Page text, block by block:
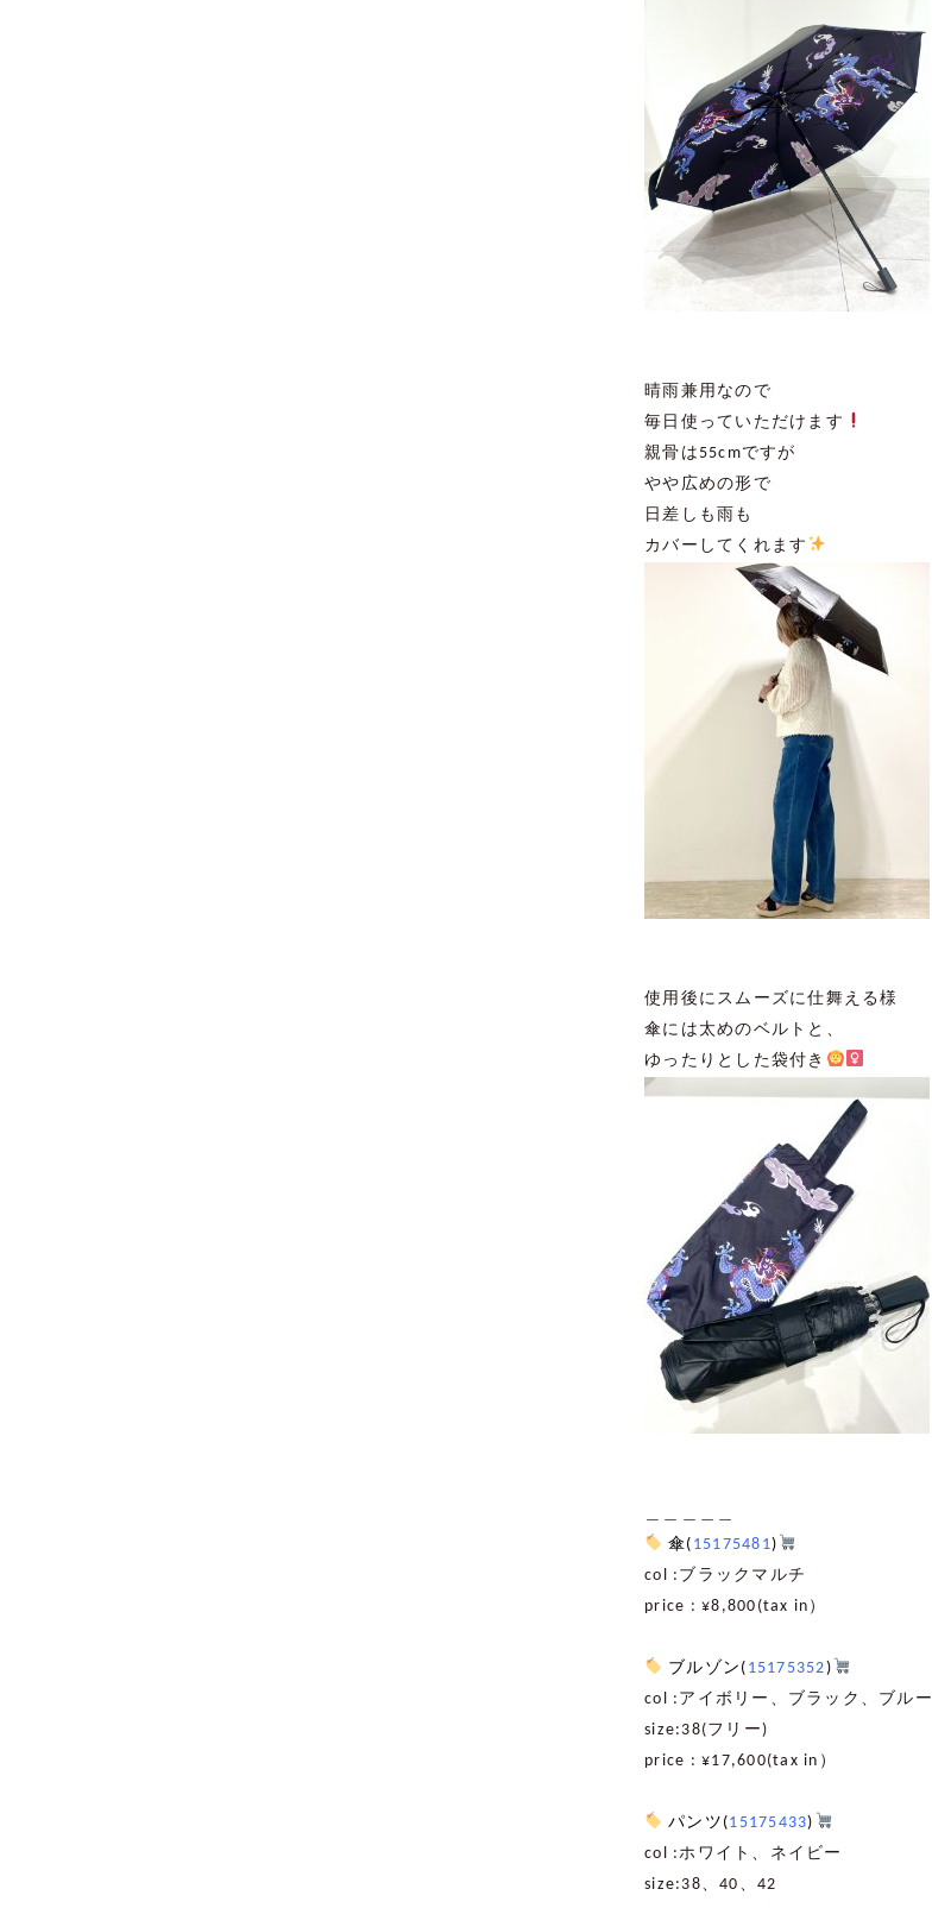
晴雨兼用なので
毎日使っていただけます
親骨は 55cmですが
やや広めの形で
日差しも雨も
カバーしてくれます
使用後にスムーズに仕舞える様
傘には太めのベルトと、
ゆったりとした袋付き
傘( 15175481)
col : ブラックマルチ
price : ¥8,800(tax in ）
ブルゾン ( 15175352)
col : アイボリー、ブラック、ブルー
size:38(フリー)
price : ¥17,600(tax in ）
パンツ (15175433)
col :ホワイト、ネイビー
size:38、40 、 42